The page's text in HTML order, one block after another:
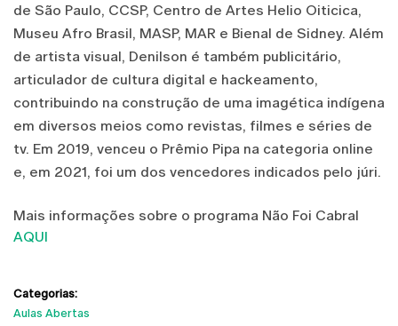
de São Paulo, CCSP, Centro de Artes Helio Oiticica,
Museu Afro Brasil, MASP, MAR e Bienal de Sidney. Além
de artista visual, Denilson é também publicitário,
articulador de cultura digital e hackeamento,
contribuindo na construção de uma imagética indígena
em diversos meios como revistas, filmes e séries de
tv. Em 2019, venceu o Prêmio Pipa na categoria online
e, em 2021, foi um dos vencedores indicados pelo júri.
Mais informações sobre o programa Não Foi Cabral
AQUI
Categorias:
Aulas Abertas